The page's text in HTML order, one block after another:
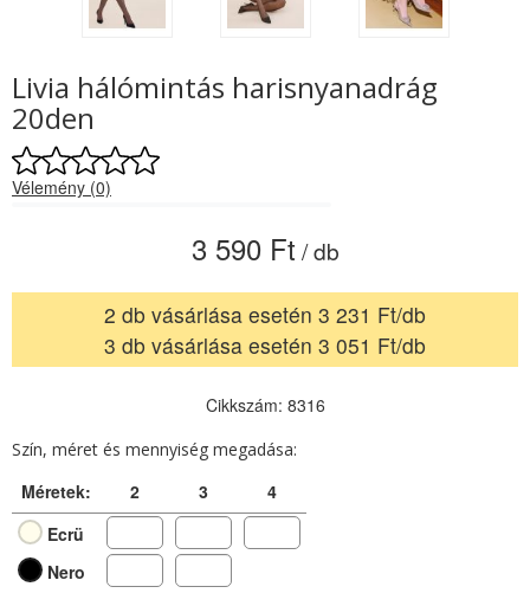
Livia hálómintás harisnyanadrág
20den
Vélemény (0)
3 590 Ft / db
2 db vásárlása esetén 3 231 Ft/db
3 db vásárlása esetén 3 051 Ft/db
Cikkszám: 8316
Szín, méret és mennyiség megadása:
Méretek: 2 3
4
Ecrü
Nero